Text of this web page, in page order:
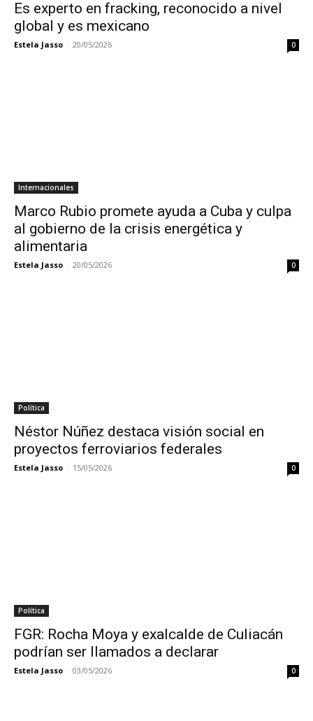
Es experto en fracking, reconocido a nivel
global y es mexicano
Estela Jasso - 20/05/2026 0
Internacionales
Marco Rubio promete ayuda a Cuba y culpa
al gobierno de la crisis energética y
alimentaria
Estela Jasso - 20/05/2026 0
Política
Néstor Núñez destaca visión social en
proyectos ferroviarios federales
Estela Jasso - 15/05/2026 0
Política
FGR: Rocha Moya y exalcalde de Culiacán
podrían ser llamados a declarar
Estela Jasso - 03/05/2026 0